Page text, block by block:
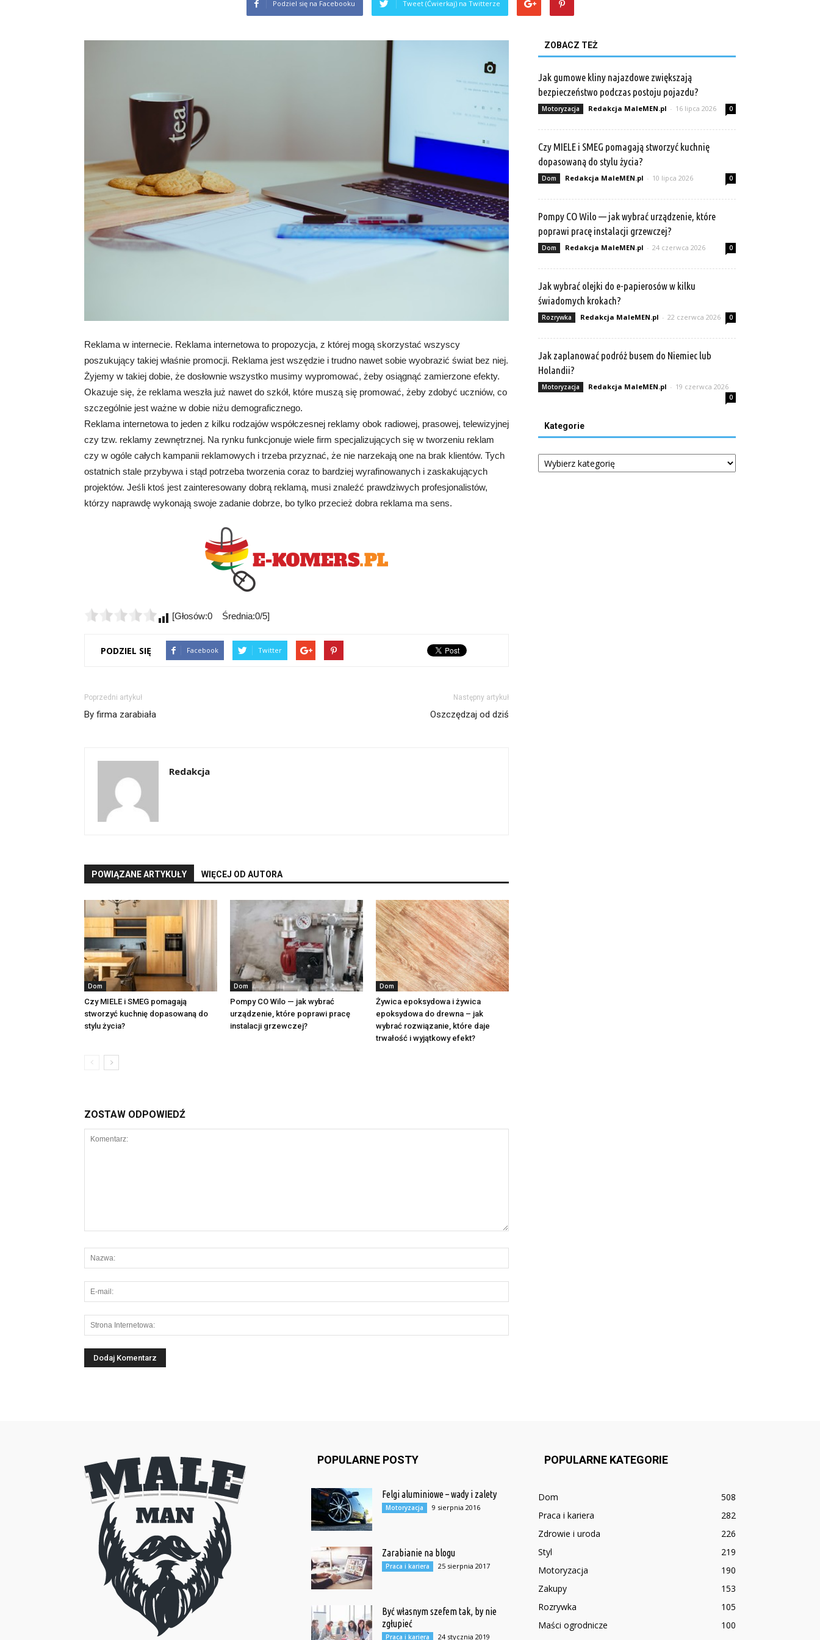
Podziel się na Facebooku Tweet (Ćwierkaj) na Twitterze
Reklama w internecie. Reklama internetowa to propozycja, z której mogą skorzystać wszyscy
poszukujący takiej właśnie promocji. Reklama jest wszędzie i trudno nawet sobie wyobrazić świat bez niej.
Żyjemy w takiej dobie, że dosłownie wszystko musimy wypromować, żeby osiągnąć zamierzone efekty.
Okazuje się, że reklama weszła już nawet do szkół, które muszą się promować, żeby zdobyć uczniów, co
szczególnie jest ważne w dobie niżu demograficznego.
Reklama internetowa to jeden z kilku rodzajów współczesnej reklamy obok radiowej, prasowej, telewizyjnej
czy tzw. reklamy zewnętrznej. Na rynku funkcjonuje wiele firm specjalizujących się w tworzeniu reklam
czy w ogóle całych kampanii reklamowych i trzeba przyznać, że nie narzekają one na brak klientów. Tych
ostatnich stale przybywa i stąd potrzeba tworzenia coraz to bardziej wyrafinowanych i zaskakujących
projektów. Jeśli ktoś jest zainteresowany dobrą reklamą, musi znaleźć prawdziwych profesjonalistów,
którzy naprawdę wykonają swoje zadanie dobrze, bo tylko przecież dobra reklama ma sens.
[Głosów:0 Średnia:0/5]
PODZIEL SIĘ Facebook Twitter
Poprzedni artykuł
By firma zarabiała
Następny artykuł
Oszczędzaj od dziś
Redakcja
POWIĄZANE ARTYKUŁY WIĘCEJ OD AUTORA
Dom
Czy MIELE i SMEG pomagają
stworzyć kuchnię dopasowaną do
stylu życia?
Dom
Pompy CO Wilo — jak wybrać
urządzenie, które poprawi pracę
instalacji grzewczej?
Dom
Żywica epoksydowa i żywica
epoksydowa do drewna – jak
wybrać rozwiązanie, które daje
trwałość i wyjątkowy efekt?
ZOSTAW ODPOWIEDŹ
ZOBACZ TEŻ
Jak gumowe kliny najazdowe zwiększają
bezpieczeństwo podczas postoju pojazdu?
Motoryzacja Redakcja MaleMEN.pl - 16 lipca 2026 0
Czy MIELE i SMEG pomagają stworzyć kuchnię
dopasowaną do stylu życia?
Dom Redakcja MaleMEN.pl - 10 lipca 2026 0
Pompy CO Wilo — jak wybrać urządzenie, które
poprawi pracę instalacji grzewczej?
Dom Redakcja MaleMEN.pl - 24 czerwca 2026 0
Jak wybrać olejki do e-papierosów w kilku
świadomych krokach?
Rozrywka Redakcja MaleMEN.pl - 22 czerwca 2026 0
Jak zaplanować podróż busem do Niemiec lub
Holandii?
Motoryzacja Redakcja MaleMEN.pl - 19 czerwca 2026
0
Kategorie
Kategorie
POPULARNE POSTY
Felgi aluminiowe – wady i zalety
Motoryzacja 9 sierpnia 2016
Zarabianie na blogu
Praca i kariera 25 sierpnia 2017
Być własnym szefem tak, by nie
zgłupieć
Praca i kariera 24 stycznia 2019
POPULARNE KATEGORIE
Dom
508
Praca i kariera
282
Zdrowie i uroda
226
Styl
219
Motoryzacja
190
Zakupy
153
Rozrywka
105
Maści ogrodnicze
100